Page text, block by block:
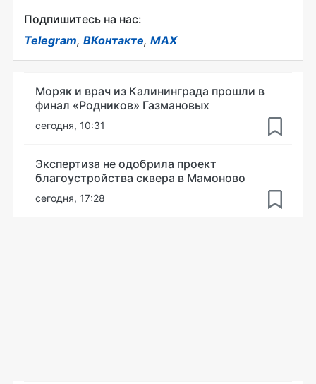
Подпишитесь на нас:
Telegram, ВКонтакте, MAX
Моряк и врач из Калининграда прошли в
финал «Родников» Газмановых
сегодня, 10:31
Экспертиза не одобрила проект
благоустройства сквера в Мамоново
сегодня, 17:28